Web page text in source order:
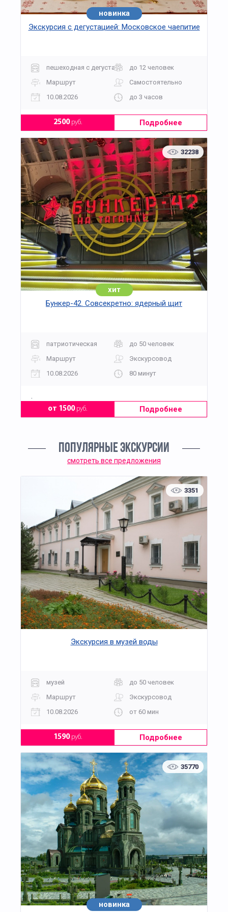
позвоните оператору по телефону. Мы примем
заказ в обработку и назначим вам менеджера,
который будет помогать группе до окончания
программы.
хит
новинка
Экскурсия с дегустацией: Московское чаепитие
пешеходная с дегустацией до 12 человек
Маршрут
Самостоятельно
10.08.2026
до 3 часов
2500руб. Подробнее
32238
хит
Бункер-42. Совсекретно: ядерный щит
патриотическая
до 50 человек
Маршрут
Экскурсовод
10.08.2026
80 минут
.
от 1500руб. Подробнее
ПОПУЛЯРНЫЕ ЭКСКУРСИИ
смотреть все предложения
3351
Экскурсия в музей воды
музей
до 50 человек
Маршрут
Экскурсовод
10.08.2026
от 60 мин
1590руб. Подробнее
35770
хит
новинка